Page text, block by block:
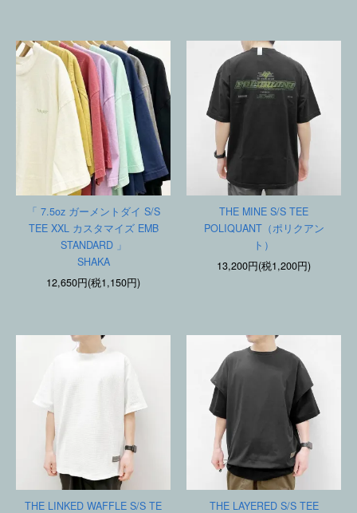
「 7.5oz ガーメントダイ S/S
TEE XXL カスタマイズ EMB
STANDARD 」
SHAKA
12,650円(税1,150円)
THE MINE S/S TEE
POLIQUANT（ポリクアン
ト）
13,200円(税1,200円)
THE LINKED WAFFLE S/S TE THE LAYERED S/S TEE